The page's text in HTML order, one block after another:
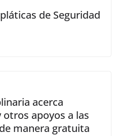
de Seguridad
acerca
otros apoyos a las
manera gratuita